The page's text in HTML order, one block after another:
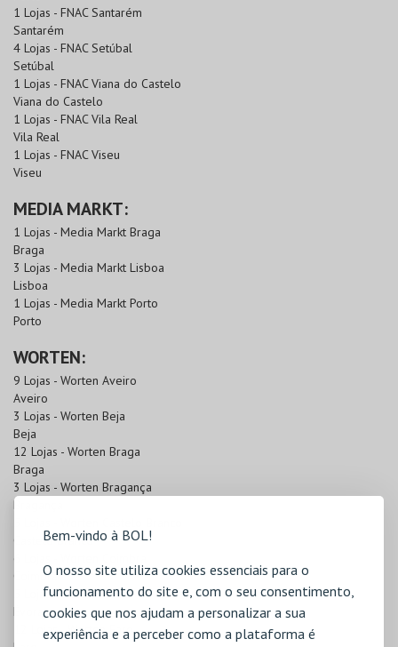
Bem-vindo à BOL!
O nosso site utiliza cookies essenciais para o
funcionamento do site e, com o seu consentimento,
cookies que nos ajudam a personalizar a sua
experiência e a perceber como a plataforma é
1 Lojas - FNAC Santarém
Santarém
4 Lojas - FNAC Setúbal
Setúbal
1 Lojas - FNAC Viana do Castelo
Viana do Castelo
1 Lojas - FNAC Vila Real
Vila Real
1 Lojas - FNAC Viseu
Viseu
MEDIA MARKT:
1 Lojas - Media Markt Braga
Braga
3 Lojas - Media Markt Lisboa
Lisboa
1 Lojas - Media Markt Porto
Porto
WORTEN:
9 Lojas - Worten Aveiro
Aveiro
3 Lojas - Worten Beja
Beja
12 Lojas - Worten Braga
Braga
3 Lojas - Worten Bragança
Bragança
Castelo Branco
Coimbra
5 Lojas - Worten Évora
Évora
12 Lojas - Worten Faro